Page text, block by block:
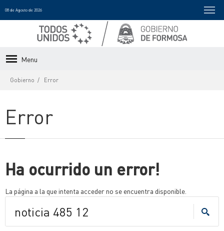
08 de Agosto de 2026
Menu
Gobierno Error
Error
Ha ocurrido un error!
La página a la que intenta acceder no se encuentra disponible.